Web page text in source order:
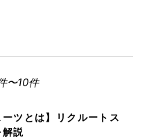
〜10件
ーツとは】リクルートス
説